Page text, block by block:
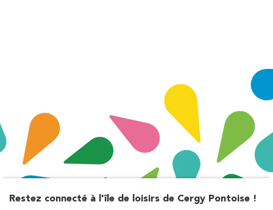
Restez connecté à l'île de loisirs de Cergy Pontoise !